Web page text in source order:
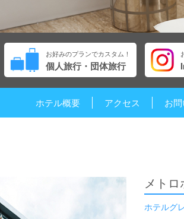
お好みのプランでカスタム！
個人旅行・団体旅行
ホテル概要 アクセス お
メト
ホテルグ